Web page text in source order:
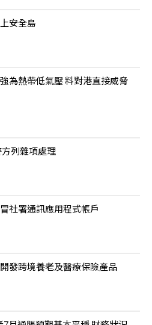
安全島
為熱帶低氣壓 料對港直接威脅
列雜項處理
社署通訊應用程式帳戶
發跨境養老及醫療保險產品